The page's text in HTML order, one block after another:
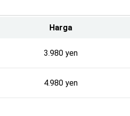
Harga
3.980 yen
4.980 yen